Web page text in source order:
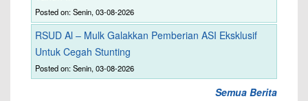
Posted on: Senin, 03-08-2026
RSUD Al – Mulk Galakkan Pemberian ASI Eksklusif
Untuk Cegah Stunting
Posted on: Senin, 03-08-2026
Semua Berita